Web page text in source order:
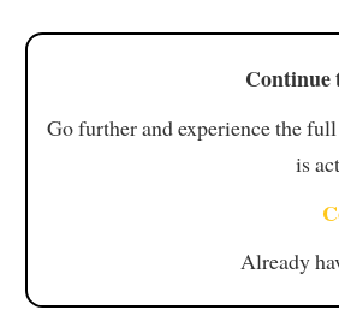
Continue
Go further and experience the
is
Already